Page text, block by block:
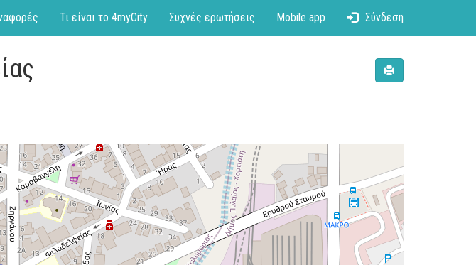
Τι είναι το 4myCity Συχνές ερωτήσεις Mobile app Σύνδεση